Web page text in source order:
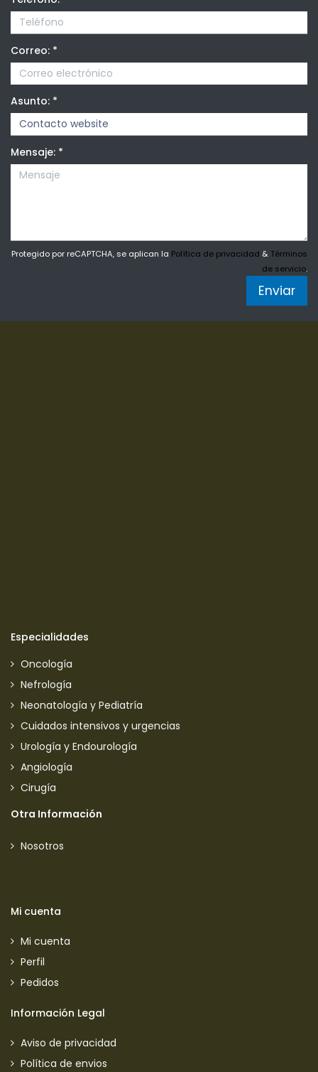
Correo: *
Asunto: *
Mensaje: *
Protegido por reCAPTCHA, se aplican la Política de privacidad & Términos
de servicio.
Enviar
Especialidades
Oncología
Nefrología
Neonatología y Pediatría
Cuidados intensivos y urgencias
Urología y Endourología
Angiología
Cirugía
Otra Información
Nosotros
Mi cuenta
Mi cuenta
Perfil
Pedidos
Información Legal
Aviso de privacidad
Política de envios